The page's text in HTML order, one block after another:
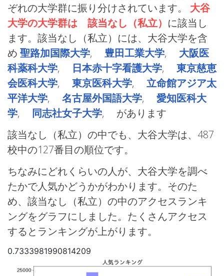
ぞれの大学群に振り分けされています。 大谷
大学の大学群は 該当なし（私立） に該当し
ます。該当なし（私立）には、大谷大学を含
め 聖路加国際大学, 豊田工業大学, 大阪医
科薬科大学, 日本赤十字看護大学, 東京慈恵
会医科大学, 東京医科大学, 立命館アジア太
平洋大学, 名古屋外国語大学, 愛知医科大
学, 同志社女子大学, があります
該当なし（私立）の中でも、大谷大学は、487
校中の127番目の順位です。
ちなみにどれくらいの人が、大谷大学を調べ
たかで人気かどうかがわかります。そのた
め、該当なし（私立）の中のアクセスランキ
ングをグラフにしました。たくさんアクセス
するとランキングが上がります。
0.7333981990814209